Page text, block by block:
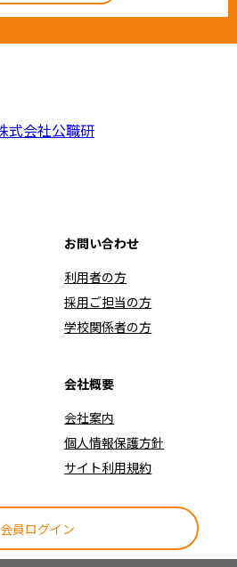
お問い合わせ
利用者の方
採用ご担当の方
学校関係者の方
会社概要
会社案内
個人情報保護方針
サイト利用規約
会員ログイン